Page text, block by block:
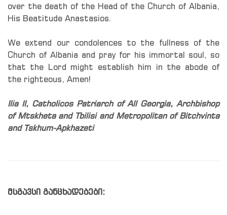
over the death of the Head of the Church of Albania,
His Beatitude Anastasios.
We extend our condolences to the fullness of the
Church of Albania and pray for his immortal soul, so
that the Lord might establish him in the abode of
the righteous, Amen!
Ilia II, Catholicos Patriarch of All Georgia, Archbishop
of Mtskheta and Tbilisi and Metropolitan of Bitchvinta
and Tskhum-Apkhazeti
მსგავსი განცხადებები: